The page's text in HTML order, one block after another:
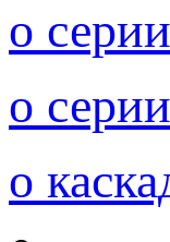
о
о
о